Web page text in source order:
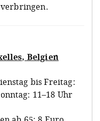
Belgien
bis Freitag:
11–18 Uhr